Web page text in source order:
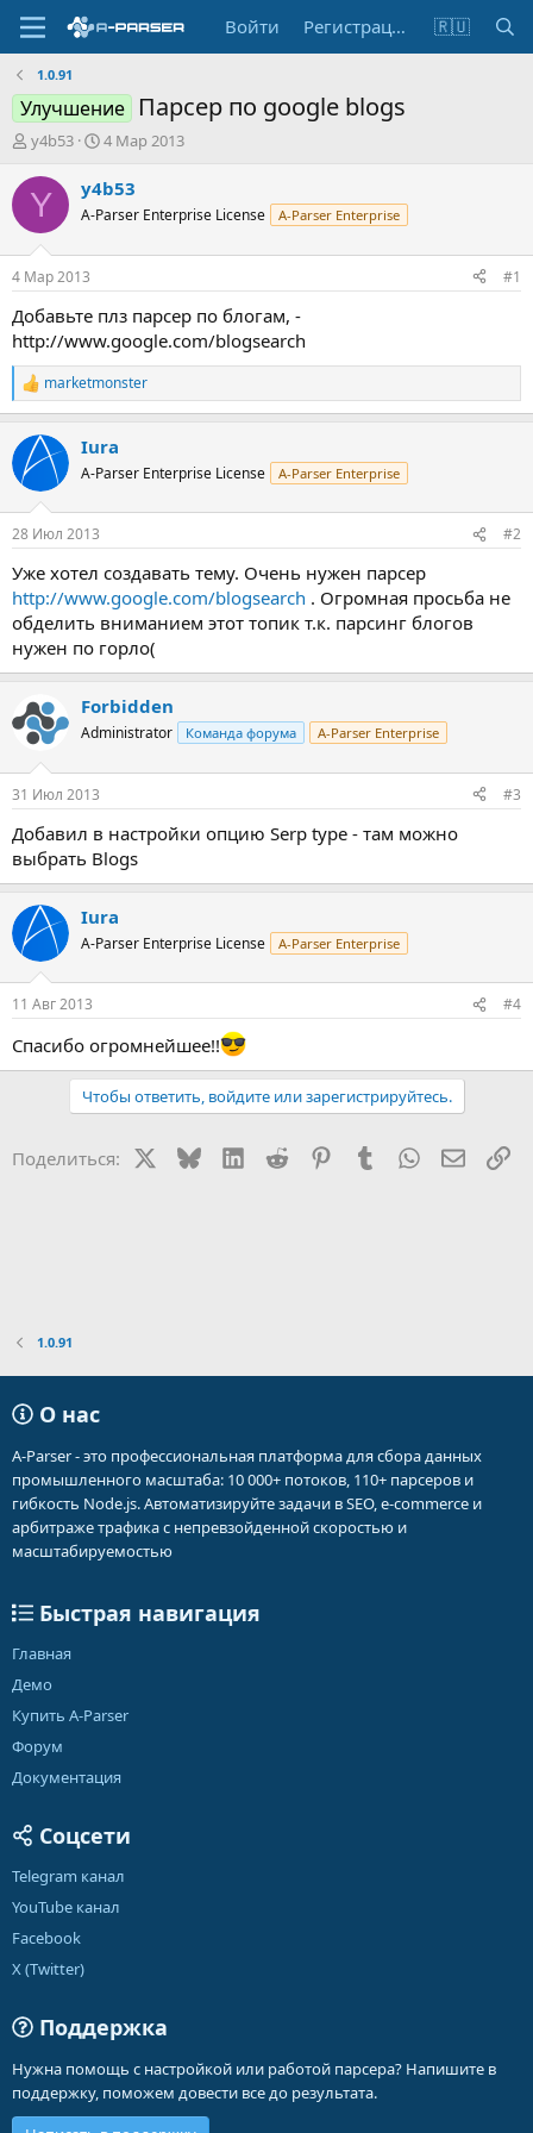
Войти Регистрация 🇷🇺
1.0.91
Улучшение Парсер по google blogs
А
т
о
т
е
м
ы
y4b53
Д
т
н
а
л
4 Мар 2013
Y y4b53
A-Parser Enterprise License A-Parser Enterprise
4 Мар 2013 #1
Добавьте плз парсер по блогам, -
http://www.google.com/blogsearch
Р
е
к
ц
и
marketmonster
Iura
A-Parser Enterprise License A-Parser Enterprise
28 Июл 2013 #2
Уже хотел создавать тему. Очень нужен парсер
http://www.google.com/blogsearch . Огромная просьба не
обделить вниманием этот топик т.к. парсинг блогов
нужен по горло(
Forbidden
Administrator Команда форума A-Parser Enterprise
31 Июл 2013 #3
Добавил в настройки опцию Serp type - там можно
выбрать Blogs
Iura
A-Parser Enterprise License A-Parser Enterprise
11 Авг 2013 #4
Спасибо огромнейшее!!
Чтобы ответить, войдите или зарегистрируйтесь.
Поделиться: BlueskyLinkedIn
Reddit PinterestTumblr WhatsApp
1.0.91
О нас
A-Parser - это профессиональная платформа для сбора данных
промышленного масштаба: 10 000+ потоков, 110+ парсеров и
гибкость Node.js. Автоматизируйте задачи в SEO, e-commerce и
арбитраже трафика с непревзойденной скоростью и
масштабируемостью
Быстрая навигация
Главная
Демо
Купить A-Parser
Форум
Документация
Соцсети
Telegram канал
YouTube канал
Facebook
X (Twitter)
Поддержка
Нужна помощь с настройкой или работой парсера? Напишите в
поддержку, поможем довести все до результата.